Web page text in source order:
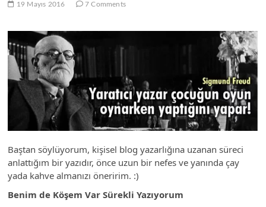
19 Mayıs 2016 7 Comments
Baştan söylüyorum, kişisel blog yazarlığına uzanan süreci
anlattığım bir yazıdır, önce uzun bir nefes ve yanında çay
yada kahve almanızı öneririm. :)
Benim de Köşem Var Sürekli Yazıyorum